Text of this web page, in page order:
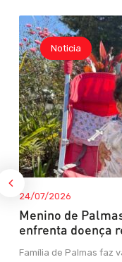
Noticia
24/07/2026
Menino de
enfrenta doença
Família de Palmas faz